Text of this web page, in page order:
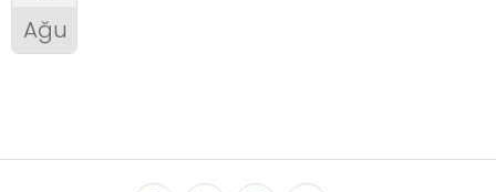
Ağu